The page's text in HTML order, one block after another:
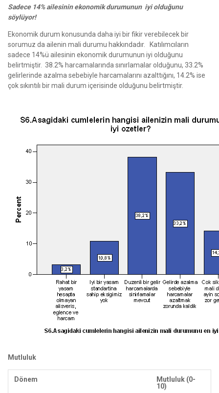
Sadece 14% ailesinin ekonomik durumunun iyi olduğunu
söylüyor!
Ekonomik durum konusunda daha iyi bir fikir verebilecek bir
sorumuz da ailenin mali durumu hakkındadır. Katılımcıların
sadece 14%ü ailesinin ekonomik durumunun iyi olduğunu
belirtmiştir. 38.2% harcamalarında sınırlamalar olduğunu, 33.2%
gelirlerinde azalma sebebiyle harcamalarını azalttığını, 14.2% ise
çok sıkıntılı bir mali durum içerisinde olduğunu belirtmiştir.
Mutluluk
Dönem
Mutluluk (0-
10)